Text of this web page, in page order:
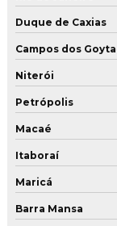
Execução de piso
Execução de piso
Execução de piso
Lapidação
Lapidação de piso
Lapidação piso de
Duque de Caxias
Campos dos
Niterói
Petrópolis
Macaé
Itaboraí
Maricá
Barra Mansa